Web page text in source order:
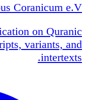
Coranicum e.V.
on Quranic
variants, and
intertexts.